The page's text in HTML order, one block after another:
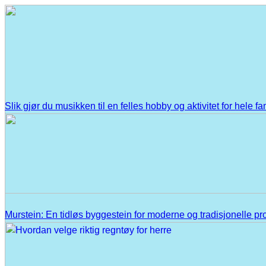
Slik gjør du musikken til en felles hobby og aktivitet for hele
Murstein: En tidløs byggestein for moderne og tradisjonelle